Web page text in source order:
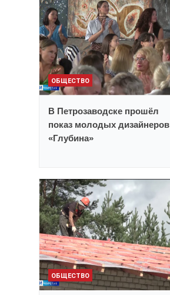
ОБЩЕСТВО
В Петрозаводске прошёл
показ молодых дизайнеров
«Глубина»
ОБЩЕСТВО